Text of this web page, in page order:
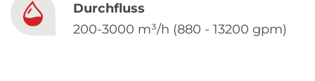
Durchfluss
200-3000 m³/h (880 - 13200 gpm)